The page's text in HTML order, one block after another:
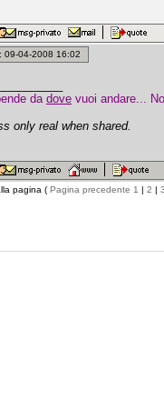
09-04-2008 16:02
da dove vuoi andare...
only real when shared.
pagina ( Pagina precedente 1 | 2 |